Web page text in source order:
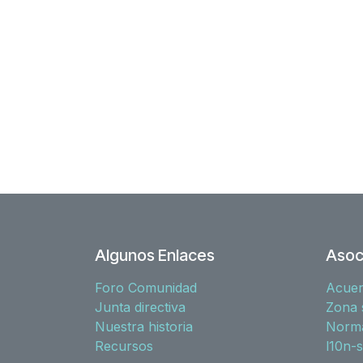
Algunos Enlaces
Foro Comunidad
Junta directiva
Nuestra historia
Recursos
Zona
l10n-